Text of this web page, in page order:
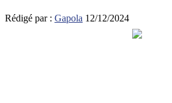
Rédigé par : Gapola 12/12/2024